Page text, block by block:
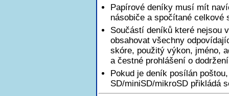
Papírové deníky musí mít
násobiče a spočítané celkové
Součástí deníků které nejsou
obsahovat všechny
skóre, použitý výkon, jméno,
a čestné prohlášení o
Pokud je deník posílán
SD/miniSD/mikroSD přikládá